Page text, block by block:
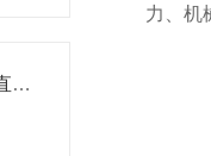
意大利 Oemer HQL 225 P直流电机的技术参数
力、机